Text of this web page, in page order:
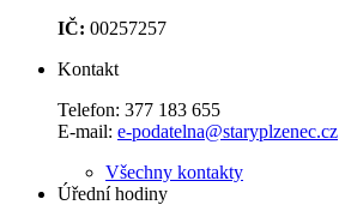
IČ: 00257257
Kontakt
Telefon: 377 183 655
E-mail: e-podatelna@staryplzenec.cz
Všechny kontakty
Úřední hodiny